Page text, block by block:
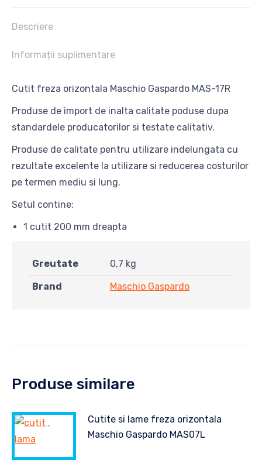
Descriere
Informații suplimentare
Cutit freza orizontala Maschio Gaspardo MAS-17R
Produse de import de inalta calitate poduse dupa
standardele producatorilor si testate calitativ.
Produse de calitate pentru utilizare indelungata cu
rezultate excelente la utilizare si reducerea costurilor
pe termen mediu si lung.
Setul contine:
1 cutit 200 mm dreapta
Greutate 0,7 kg
Brand Maschio Gaspardo
Produse similare
Cutite si lame freza orizontala
Maschio Gaspardo MAS07L